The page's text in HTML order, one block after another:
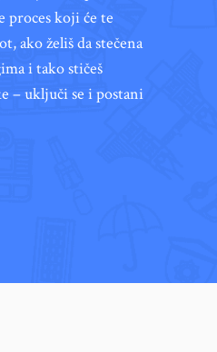
proces koji će te
ako želiš da stečena
i tako stičeš
– uključi se i postani